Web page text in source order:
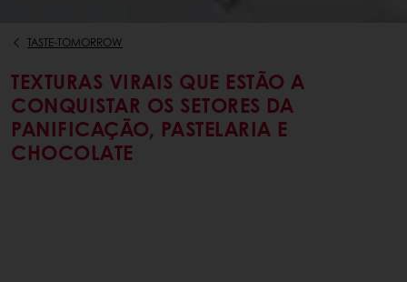
TASTE-TOMORROW
TEXTURAS VIRAIS QUE ESTÃO A
CONQUISTAR OS SETORES DA
PANIFICAÇÃO, PASTELARIA E
CHOCOLATE